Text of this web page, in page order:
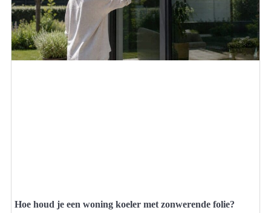
Hoe houd je een woning koeler met zonwerende folie?